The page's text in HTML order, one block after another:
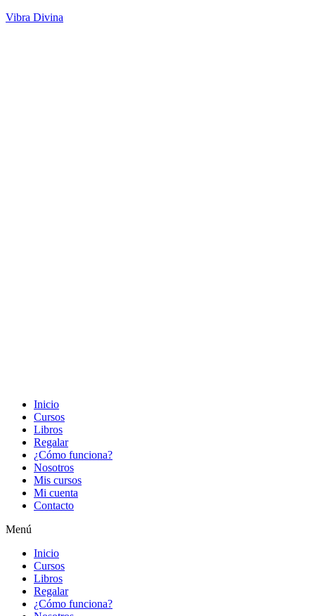
Vibra Divina
Inicio
Cursos
Libros
Regalar
¿Cómo funciona?
Nosotros
Mis cursos
Mi cuenta
Contacto
Menú
Inicio
Cursos
Libros
Regalar
¿Cómo funciona?